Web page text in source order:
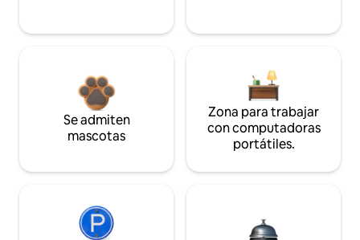
Se admiten
mascotas
Zona para trabajar
con computadoras
portátiles.